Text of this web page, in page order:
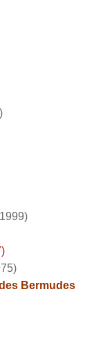
Bermudes